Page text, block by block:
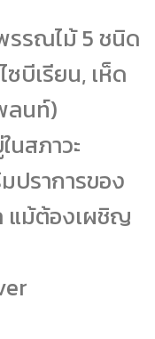
รณไม้ 5 ชนิด
ซบีเรียน, เห็ด
ลนท์)
นสภาวะ
ปราการของ
แม้ต้องเผชิญ